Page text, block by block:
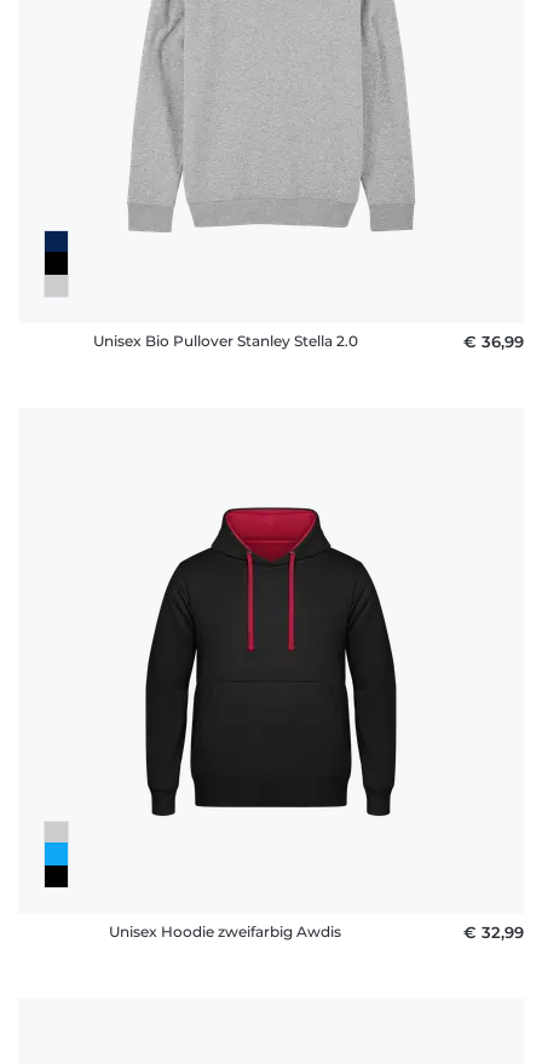
Unisex Bio Pullover Stanley Stella 2.0 € 36,99
Unisex Hoodie zweifarbig Awdis € 32,99